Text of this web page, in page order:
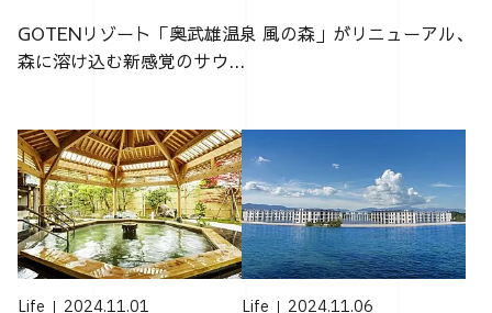
GOTENリゾート「奥武雄温泉 風の森」がリニューアル、
森に溶け込む新感覚のサウ...
Life 2024.11.01 Life 2024.11.06